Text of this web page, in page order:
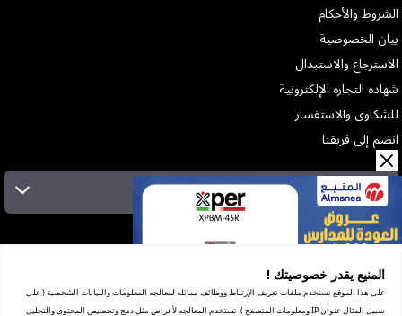
المنيع يقدر خصوصيتك !
على هذا الموقع نستخدم ملفات تعريف الإرتباط ووظائف مماثله لمعالجه المعلومات والبيانات الشخصية ( على
سبيل المثال عنوان IP ومعلومات المتصفح ). تستخدم المعالجه لأغراض مثل دمج وتخصيص المحتوى والتحليل
الشروط والأحكام
بيان الخصوصية
الاسترجاع والاستبدال
شهاده التجاره الإلكترونية
للشكاوى والاستفسار
انضم إلى فريقنا
الإشتراك بالنشرة البريدية
المعارض
شهادة ضريبة القيمة المضافة